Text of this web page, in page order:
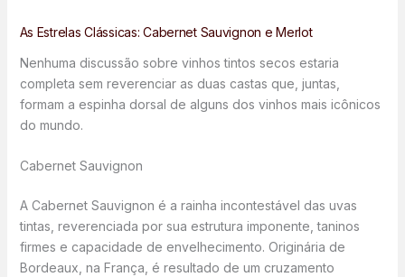
As Estrelas Clássicas: Cabernet Sauvignon e Merlot
Nenhuma discussão sobre vinhos tintos secos estaria
completa sem reverenciar as duas castas que, juntas,
formam a espinha dorsal de alguns dos vinhos mais icônicos
do mundo.
Cabernet Sauvignon
A Cabernet Sauvignon é a rainha incontestável das uvas
tintas, reverenciada por sua estrutura imponente, taninos
firmes e capacidade de envelhecimento. Originária de
Bordeaux, na França, é resultado de um cruzamento